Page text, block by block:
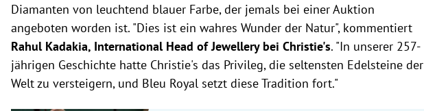
Diamanten von leuchtend blauer Farbe, der jemals bei einer Auktion
angeboten worden ist. "Dies ist ein wahres Wunder der Natur", kommentiert
Rahul Kadakia, International Head of Jewellery bei Christie's. "In unserer 257-
jährigen Geschichte hatte Christie's das Privileg, die seltensten Edelsteine der
Welt zu versteigern, und Bleu Royal setzt diese Tradition fort."